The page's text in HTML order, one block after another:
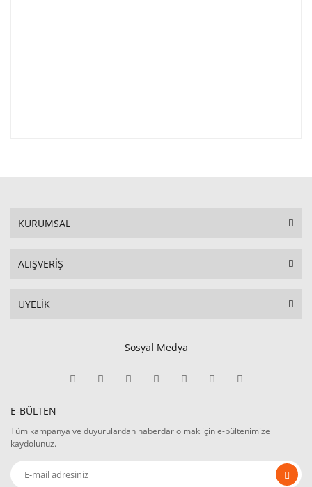
KURUMSAL
ALIŞVERİŞ
ÜYELİK
Sosyal Medya
E-BÜLTEN
Tüm kampanya ve duyurulardan haberdar olmak için e-bültenimize
kaydolunuz.